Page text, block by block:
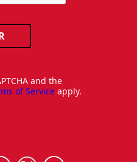
and the
of Service apply.